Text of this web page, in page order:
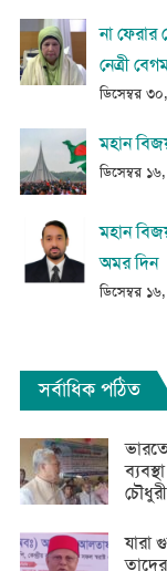
না
নেত্রী
ডিসেম্বর
মহান
ডিসেম্বর
মহান
অমর দিন
ডিসেম্বর
সর্বাধিক পঠিত
চৌধুরী
যারা